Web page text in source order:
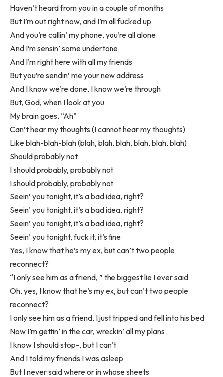
Haven’t heard from you in a couple of months
But I’m out right now, and I’m all fucked up
And you’re callin’ my phone, you’re all alone
And I’m sensin’ some undertone
And I’m right here with all my friends
But you’re sendin’ me your new address
And I know we’re done, I know we’re through
But, God, when I look at you
My brain goes, “Ah”
Can’t hear my thoughts (I cannot hear my thoughts)
Like blah-blah-blah (blah, blah, blah, blah, blah, blah)
Should probably not
I should probably, probably not
I should probably, probably not
Seein’ you tonight, it’s a bad idea, right?
Seein’ you tonight, it’s a bad idea, right?
Seein’ you tonight, it’s a bad idea, right?
Seein’ you tonight, fuck it, it’s fine
Yes, I know that he’s my ex, but can’t two people
reconnect?
“I only see him as a friend, ” the biggest lie I ever said
Oh, yes, I know that he’s my ex, but can’t two people
reconnect?
I only see him as a friend, I just tripped and fell into his bed
Now I’m gettin’ in the car, wreckin’ all my plans
I know I should stop-, but I can’t
And I told my friends I was asleep
But I never said where or in whose sheets